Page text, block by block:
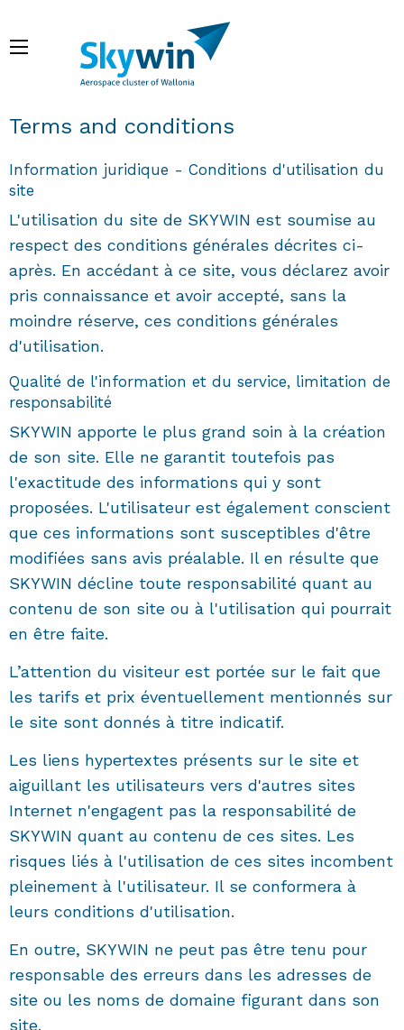
main
Breadcrumb
Terms and conditions
Information juridique - Conditions d'utilisation du
site
L'utilisation du site de SKYWIN est soumise au
respect des conditions générales décrites ci-
après. En accédant à ce site, vous déclarez avoir
pris connaissance et avoir accepté, sans la
moindre réserve, ces conditions générales
d'utilisation.
Qualité de l'information et du service, limitation de
responsabilité
SKYWIN apporte le plus grand soin à la création
de son site. Elle ne garantit toutefois pas
l'exactitude des informations qui y sont
proposées. L'utilisateur est également conscient
que ces informations sont susceptibles d'être
modifiées sans avis préalable. Il en résulte que
SKYWIN décline toute responsabilité quant au
contenu de son site ou à l'utilisation qui pourrait
en être faite.
L’attention du visiteur est portée sur le fait que
les tarifs et prix éventuellement mentionnés sur
le site sont donnés à titre indicatif.
Les liens hypertextes présents sur le site et
aiguillant les utilisateurs vers d'autres sites
Internet n'engagent pas la responsabilité de
SKYWIN quant au contenu de ces sites. Les
risques liés à l'utilisation de ces sites incombent
pleinement à l'utilisateur. Il se conformera à
leurs conditions d'utilisation.
En outre, SKYWIN ne peut pas être tenu pour
responsable des erreurs dans les adresses de
site ou les noms de domaine figurant dans son
site.